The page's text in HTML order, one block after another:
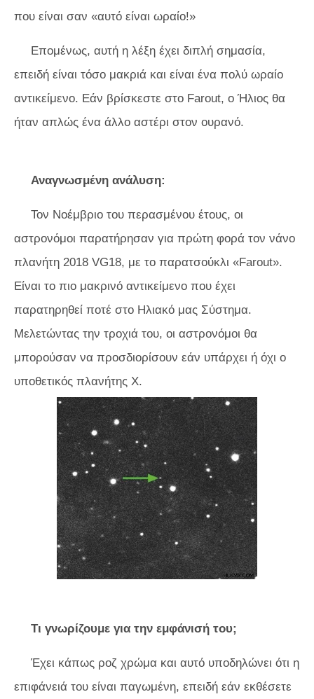
που είναι σαν «αυτό είναι ωραίο!»
Επομένως, αυτή η λέξη έχει διπλή σημασία,
επειδή είναι τόσο μακριά και είναι ένα πολύ ωραίο
αντικείμενο. Εάν βρίσκεστε στο Farout, ο Ήλιος θα
ήταν απλώς ένα άλλο αστέρι στον ουρανό.
Αναγνωσμένη ανάλυση:
Τον Νοέμβριο του περασμένου έτους, οι
αστρονόμοι παρατήρησαν για πρώτη φορά τον νάνο
πλανήτη 2018 VG18, με το παρατσούκλι «Farout».
Είναι το πιο μακρινό αντικείμενο που έχει
παρατηρηθεί ποτέ στο Ηλιακό μας Σύστημα.
Μελετώντας την τροχιά του, οι αστρονόμοι θα
μπορούσαν να προσδιορίσουν εάν υπάρχει ή όχι ο
υποθετικός πλανήτης Χ.
Τι γνωρίζουμε για την εμφάνισή του;
Έχει κάπως ροζ χρώμα και αυτό υποδηλώνει ότι η
επιφάνειά του είναι παγωμένη, επειδή εάν εκθέσετε